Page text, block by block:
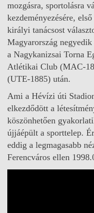
mozgásra, sportolásra
kezdeményezésére,
királyi tanácsost
Magyarország
a Nagykanizsai Torna
Atlétikai Club (MAC-
(UTE-1885) után.
Ami a Hévízi úti
elkezdődött a
köszönhetően
újjáépült a sporttelep.
eddig a legmagasabb
Ferencváros ellen